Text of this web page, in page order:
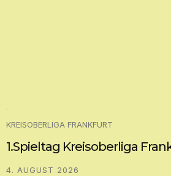
KREISOBERLIGA FRANKFURT
1.Spieltag Kreisoberliga
4. AUGUST 2026